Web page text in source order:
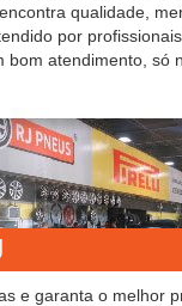
qualidade,
por
bom atendimento, só
e garanta o melhor